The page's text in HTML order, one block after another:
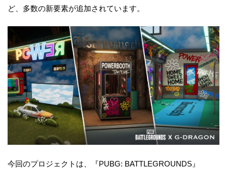
ど、多数の新要素が追加されています。
今回のプロジェクトは、『PUBG: BATTLEGROUNDS』